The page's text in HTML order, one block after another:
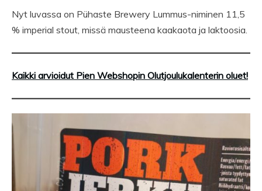
Nyt luvassa on Pühaste Brewery Lummus-niminen 11,5
% imperial stout, missä mausteena kaakaota ja laktoosia.
Kaikki arvioidut Pien Webshopin Olutjoulukalenterin oluet!